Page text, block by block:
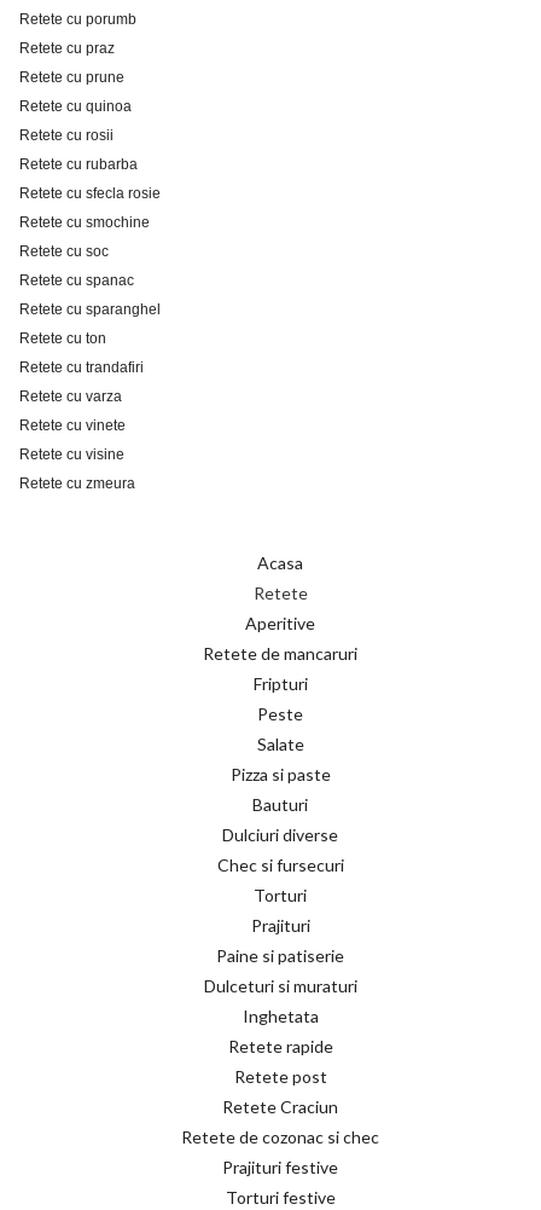
Retete cu porumb
Retete cu praz
Retete cu prune
Retete cu quinoa
Retete cu rosii
Retete cu rubarba
Retete cu sfecla rosie
Retete cu smochine
Retete cu soc
Retete cu spanac
Retete cu sparanghel
Retete cu ton
Retete cu trandafiri
Retete cu varza
Retete cu vinete
Retete cu visine
Retete cu zmeura
Acasa
Retete
Aperitive
Retete de mancaruri
Fripturi
Peste
Salate
Pizza si paste
Bauturi
Dulciuri diverse
Chec si fursecuri
Torturi
Prajituri
Paine si patiserie
Dulceturi si muraturi
Inghetata
Retete rapide
Retete post
Retete Craciun
Retete de cozonac si chec
Prajituri festive
Torturi festive